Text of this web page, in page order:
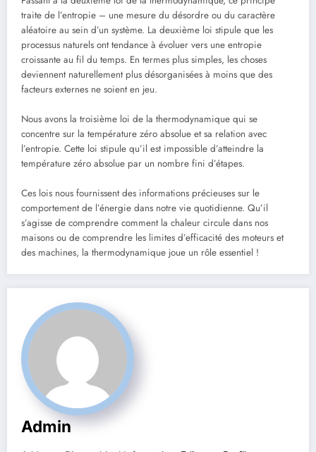
traite de l’entropie – une mesure du désordre ou du caractère
aléatoire au sein d’un système. La deuxième loi stipule que les
processus naturels ont tendance à évoluer vers une entropie
croissante au fil du temps. En termes plus simples, les choses
deviennent naturellement plus désorganisées à moins que des
facteurs externes ne soient en jeu.
Nous avons la troisième loi de la thermodynamique qui se
concentre sur la température zéro absolue et sa relation avec
l’entropie. Cette loi stipule qu’il est impossible d’atteindre la
température zéro absolue par un nombre fini d’étapes.
Ces lois nous fournissent des informations précieuses sur le
comportement de l’énergie dans notre vie quotidienne. Qu’il
s’agisse de comprendre comment la chaleur circule dans nos
maisons ou de comprendre les limites d’efficacité des moteurs et
des machines, la thermodynamique joue un rôle essentiel !
Admin